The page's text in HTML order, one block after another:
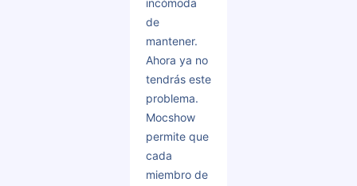
incómoda
de
mantener.
Ahora ya no
tendrás este
problema.
Mocshow
permite que
cada
miembro de